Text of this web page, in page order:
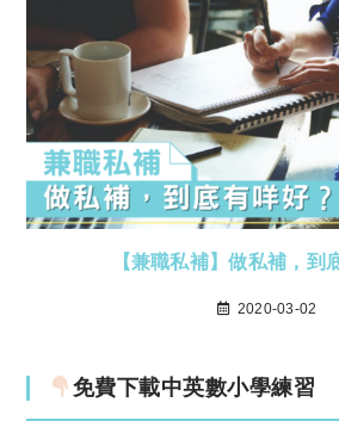
【兼職私補】做私補，到
2020-03-02
免費下載中英數小學練習